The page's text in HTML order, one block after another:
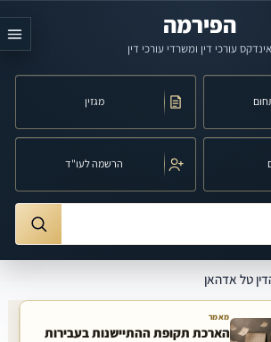
הפירמה
אינדקס עורכי דין ומשרדי עורכי דין
מגזין
הרשמה לעו"ד
תחום משפט או עיר
טל אדהאן
מאמר
הארכת תקופת ההתיישנות בעבירות